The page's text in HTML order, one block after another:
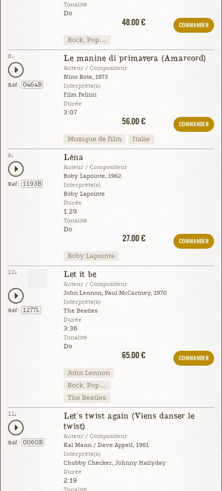
Tonalité
Do
48.00 €
COMMANDER
Rock, Pop…
8.
Réf : 0464B
Le manine di primavera (Amarcord)
Auteur / Compositeur
Nino Rota, 1973
Interprète(s)
Film Fellini
Durée
3:07
56.00 €
COMMANDER
Musique de film Italie
9.
Réf : 1193B
Léna
Auteur / Compositeur
Boby Lapointe, 1962
Interprète(s)
Boby Lapointe
Durée
1:29
Tonalité
Do
27.00 €
COMMANDER
Boby Lapointe
10.
Réf : 1277L
Let it be
Auteur / Compositeur
John Lennon, Paul McCartney, 1970
Interprète(s)
The Beatles
Durée
3:36
Tonalité
Do
65.00 €
COMMANDER
John Lennon
Rock, Pop…
The Beatles
11.
Réf : 0060B
Let's twist again (Viens danser le
twist)
Auteur / Compositeur
Kal Mann / Dave Appell, 1961
Interprète(s)
Chubby Checker, Johnny Hallyday
Durée
2:19
Tonalité